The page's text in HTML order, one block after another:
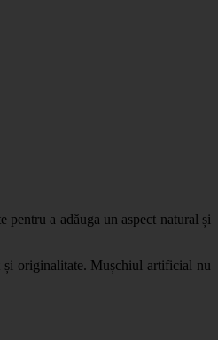
a adăuga un aspect natural și
originalitate. Mușchiul artificial nu